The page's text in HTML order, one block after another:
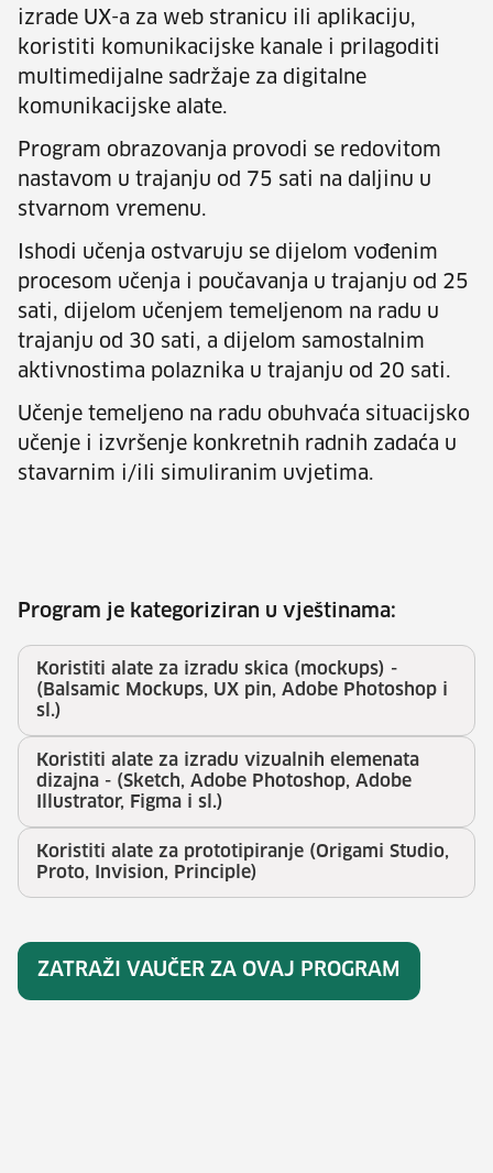
izrade UX-a za web stranicu ili aplikaciju,
koristiti komunikacijske kanale i prilagoditi
multimedijalne sadržaje za digitalne
komunikacijske alate.
Program obrazovanja provodi se redovitom
nastavom u trajanju od 75 sati na daljinu u
stvarnom vremenu.
Ishodi učenja ostvaruju se dijelom vođenim
procesom učenja i poučavanja u trajanju od 25
sati, dijelom učenjem temeljenom na radu u
trajanju od 30 sati, a dijelom samostalnim
aktivnostima polaznika u trajanju od 20 sati.
Učenje temeljeno na radu obuhvaća situacijsko
učenje i izvršenje konkretnih radnih zadaća u
stavarnim i/ili simuliranim uvjetima.
Program je kategoriziran u vještinama:
Koristiti alate za izradu skica (mockups) -
(Balsamic Mockups, UX pin, Adobe Photoshop i
sl.)
Koristiti alate za izradu vizualnih elemenata
dizajna - (Sketch, Adobe Photoshop, Adobe
Illustrator, Figma i sl.)
Koristiti alate za prototipiranje (Origami Studio,
Proto, Invision, Principle)
ZATRAŽI VAUČER ZA OVAJ PROGRAM